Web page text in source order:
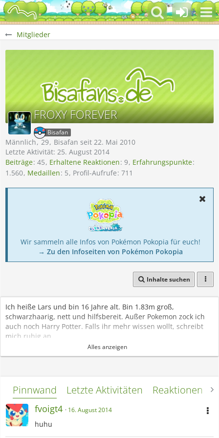
Mitglieder
FROXY FOREVER
Bisafan
Männlich 29 Bisafan seit 22. Mai 2010
Letzte Aktivität: 25. August 2014
Beiträge 45 Erhaltene Reaktionen 9 Erfahrungspunkte
1.560 Medaillen 5 Profil-Aufrufe 711
Wir sammeln alle Infos von Pokémon Pokopia für euch!
→ Zu den Infoseiten von Pokémon Pokopia
Inhalte suchen
Ich heiße Lars und bin 16 Jahre alt. Bin 1.83m groß,
schwarzhaarig, nett und hilfsbereit. Außer Pokemon zock ich
auch noch Harry Potter. Falls ihr mehr wissen wollt, schreibt
mich ruhig an.
[Blockierte Grafik:http://www.st-gerner.de/pokepals/96399230-
Das ist meinTogepi
Möchtest du es besuchen? Dann klicke hier:
Klick
[Blockierte Grafik:
Sympa.png
]
Das ist meinVictini
Alles anzeigen
Pinnwand Letzte Aktivitäten Reaktionen
fvoigt4 16. August 2014
huhu